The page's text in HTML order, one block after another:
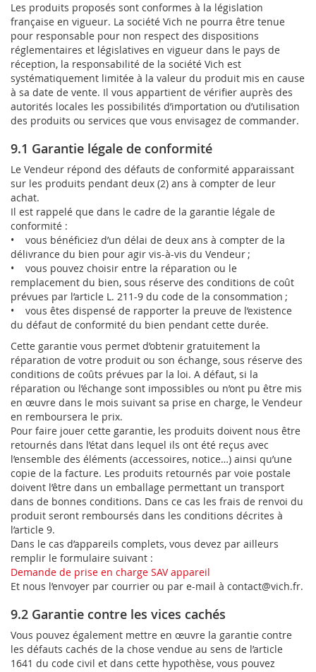
Les produits proposés sont conformes à la législation
française en vigueur. La société Vich ne pourra être tenue
pour responsable pour non respect des dispositions
réglementaires et législatives en vigueur dans le pays de
réception, la responsabilité de la société Vich est
systématiquement limitée à la valeur du produit mis en cause
à sa date de vente. Il vous appartient de vérifier auprès des
autorités locales les possibilités d’importation ou d’utilisation
des produits ou services que vous envisagez de commander.
9.1 Garantie légale de conformité
Le Vendeur répond des défauts de conformité apparaissant
sur les produits pendant deux (2) ans à compter de leur
achat.
Il est rappelé que dans le cadre de la garantie légale de
conformité :
• vous bénéficiez d’un délai de deux ans à compter de la
délivrance du bien pour agir vis-à-vis du Vendeur ;
• vous pouvez choisir entre la réparation ou le
remplacement du bien, sous réserve des conditions de coût
prévues par l’article L. 211-9 du code de la consommation ;
• vous êtes dispensé de rapporter la preuve de l’existence
du défaut de conformité du bien pendant cette durée.
Cette garantie vous permet d’obtenir gratuitement la
réparation de votre produit ou son échange, sous réserve des
conditions de coûts prévues par la loi. A défaut, si la
réparation ou l’échange sont impossibles ou n’ont pu être mis
en œuvre dans le mois suivant sa prise en charge, le Vendeur
en remboursera le prix.
Pour faire jouer cette garantie, les produits doivent nous être
retournés dans l’état dans lequel ils ont été reçus avec
l’ensemble des éléments (accessoires, notice…) ainsi qu’une
copie de la facture. Les produits retournés par voie postale
doivent l’être dans un emballage permettant un transport
dans de bonnes conditions. Dans ce cas les frais de renvoi du
produit seront remboursés dans les conditions décrites à
l’article 9.
Dans le cas d’appareils complets, vous devez par ailleurs
remplir le formulaire suivant :
Demande de prise en charge SAV appareil
Et nous l’envoyer par courrier ou par e-mail à contact@vich.fr.
9.2 Garantie contre les vices cachés
Vous pouvez également mettre en œuvre la garantie contre
les défauts cachés de la chose vendue au sens de l’article
1641 du code civil et dans cette hypothèse, vous pouvez